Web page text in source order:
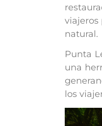
viajeros
natural.
Punta
una
los